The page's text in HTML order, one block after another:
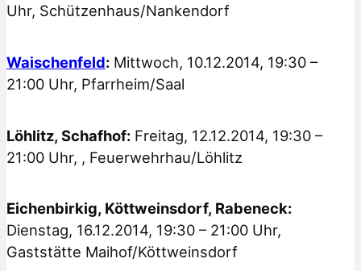
Uhr, Schützenhaus/Nankendorf
Waischenfeld: Mittwoch, 10.12.2014, 19:30 –
21:00 Uhr, Pfarrheim/Saal
Löhlitz, Schafhof: Freitag, 12.12.2014, 19:30 –
21:00 Uhr, , Feuerwehrhau/Löhlitz
Eichenbirkig, Köttweinsdorf, Rabeneck:
Dienstag, 16.12.2014, 19:30 – 21:00 Uhr,
Gaststätte Maihof/Köttweinsdorf